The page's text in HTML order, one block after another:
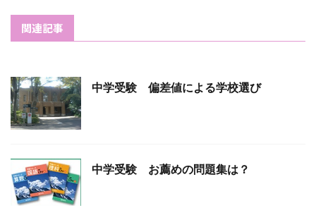
関連記事
中学受験 偏差値による学校選び
中学受験 お薦めの問題集は？